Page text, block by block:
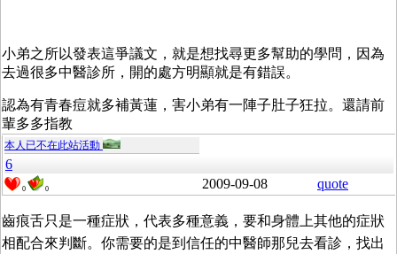
小弟之所以發表這爭議文，就是想找尋更多幫助的學問，因為
去過很多中醫診所，開的處方明顯就是有錯誤。
認為有青春痘就多補黃蓮，害小弟有一陣子肚子狂拉。還請前
輩多多指教
本人已不在此站活動
6
0 0 2009-09-08 quote
齒痕舌只是一種症狀，代表多種意義，要和身體上其他的症狀
相配合來判斷。你需要的是到信任的中醫師那兒去看診，找出